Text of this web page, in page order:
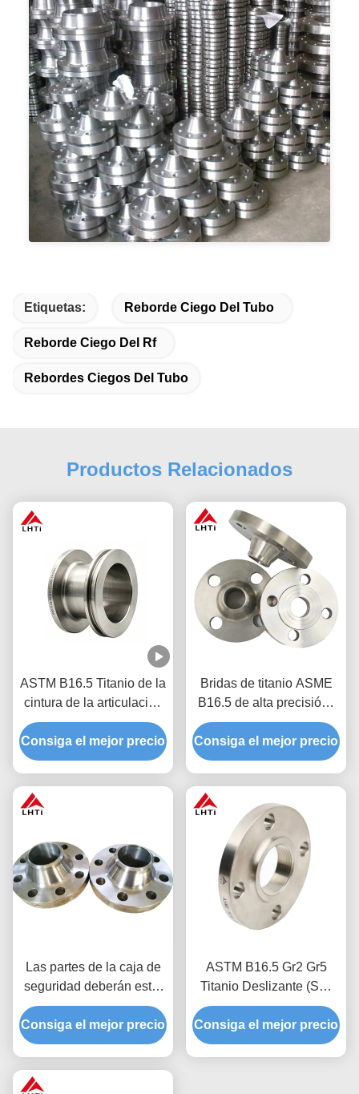
Etiquetas: Reborde Ciego Del Tubo
Reborde Ciego Del Rf
Rebordes Ciegos Del Tubo
Productos Relacionados
ASTM B16.5 Titanio de la
cintura de la articulación
del extremo del taco
(TG/RJ de cara)
Consiga el mejor precio
Bridas de titanio ASME
B16.5 de alta precisión |
Forjadas y mecanizadas
por CNC Gr2 Gr5
Consiga el mejor precio
Las partes de la caja de
seguridad deberán estar
equipadas con una caja
de seguridad de tipo I.
Consiga el mejor precio
ASTM B16.5 Gr2 Gr5
Titanio Deslizante (SO)
Flange
Consiga el mejor precio